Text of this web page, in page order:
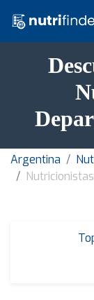
Argentina